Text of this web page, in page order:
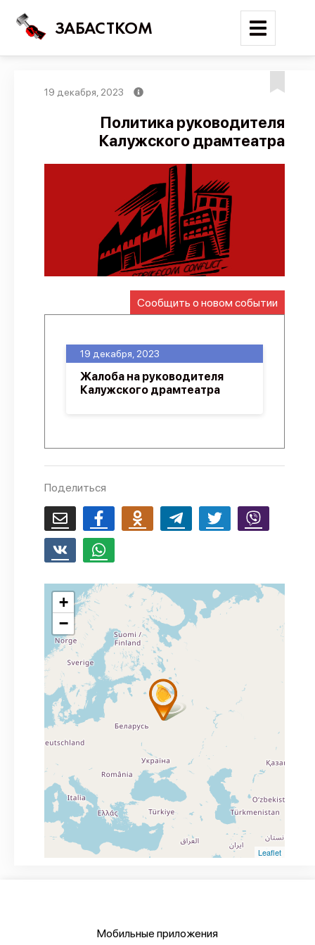
ЗАБАСТКОМ
Поиск
Новости
Карта событий
Трудовые конфликты
Отчеты
Предложить публикацию
API
Политика конфиденциальности
19 декабря, 2023
Политика руководителя
Калужского драмтеатра
Сообщить о новом событии
19 декабря, 2023
Жалоба на руководителя
Калужского драмтеатра
Поделиться
+
−
Leaflet
Мобильные приложения